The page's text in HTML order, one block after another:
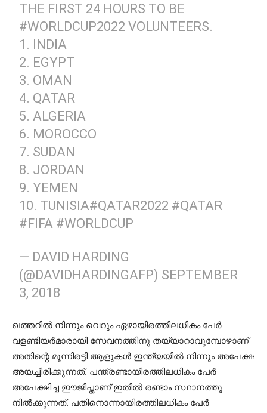
THE FIRST 24 HOURS TO BE
#WORLDCUP2022 VOLUNTEERS.
1. INDIA
2. EGYPT
3. OMAN
4. QATAR
5. ALGERIA
6. MOROCCO
7. SUDAN
8. JORDAN
9. YEMEN
10. TUNISIA#QATAR2022 #QATAR
#FIFA #WORLDCUP
— DAVID HARDING
(@DAVIDHARDINGAFP) SEPTEMBER
3, 2018
ഖത്തറിൽ നിന്നും വെറും ഏഴായിരത്തിലധികം പേർ
വളണ്ടിയർമാരായി സേവനത്തിനു തയ്യാറാവുമ്പോഴാണ്
അതിന്റെ മൂന്നിരട്ടി ആളുകൾ ഇന്ത്യയിൽ നിന്നും അപേക്ഷ
അയച്ചിരിക്കുന്നത്. പന്ത്രണ്ടായിരത്തിലധികം പേർ
അപേക്ഷിച്ച ഈജിപ്താണ് ഇതിൽ രണ്ടാം സ്ഥാനത്തു
നിൽക്കുന്നത്. പതിനൊന്നായിരത്തിലധികം പേർ